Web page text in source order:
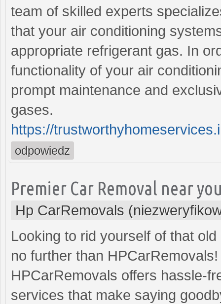
team of skilled experts
that your air conditioning
appropriate refrigerant gas. In
functionality of your air
prompt maintenance and
gases.
https://
odpowiedz
Premier Car Removal near
Hp CarRemovals
Looking to rid yourself of that
no further than
HPCarRemovals offers hassle-
services that make saying